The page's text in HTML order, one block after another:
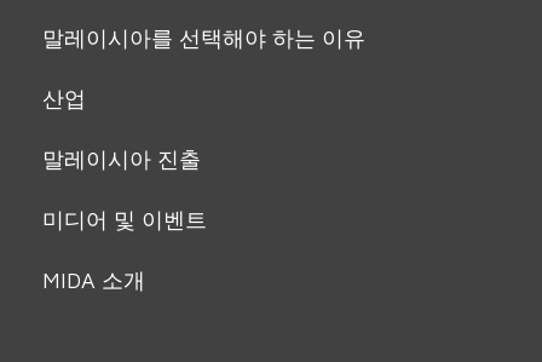
말레이시아를 선택해야 하는 이유
산업
말레이시아 진출
미디어 및 이벤트
MIDA 소개